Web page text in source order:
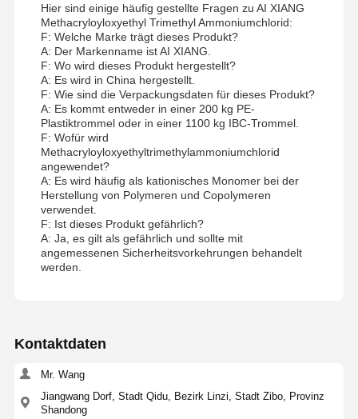
Hier sind einige häufig gestellte Fragen zu AI XIANG
Methacryloyloxyethyl Trimethyl Ammoniumchlorid:
F: Welche Marke trägt dieses Produkt?
A: Der Markenname ist AI XIANG.
F: Wo wird dieses Produkt hergestellt?
A: Es wird in China hergestellt.
F: Wie sind die Verpackungsdaten für dieses Produkt?
A: Es kommt entweder in einer 200 kg PE-
Plastiktrommel oder in einer 1100 kg IBC-Trommel.
F: Wofür wird
Methacryloyloxyethyltrimethylammoniumchlorid
angewendet?
A: Es wird häufig als kationisches Monomer bei der
Herstellung von Polymeren und Copolymeren
verwendet.
F: Ist dieses Produkt gefährlich?
A: Ja, es gilt als gefährlich und sollte mit
angemessenen Sicherheitsvorkehrungen behandelt
werden.
Kontaktdaten
Mr. Wang
Jiangwang Dorf, Stadt Qidu, Bezirk Linzi, Stadt Zibo, Provinz
Shandong